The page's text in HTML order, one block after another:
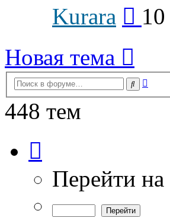
Kurara
Новая тема
Поиск
448 тем
из
Перейти на